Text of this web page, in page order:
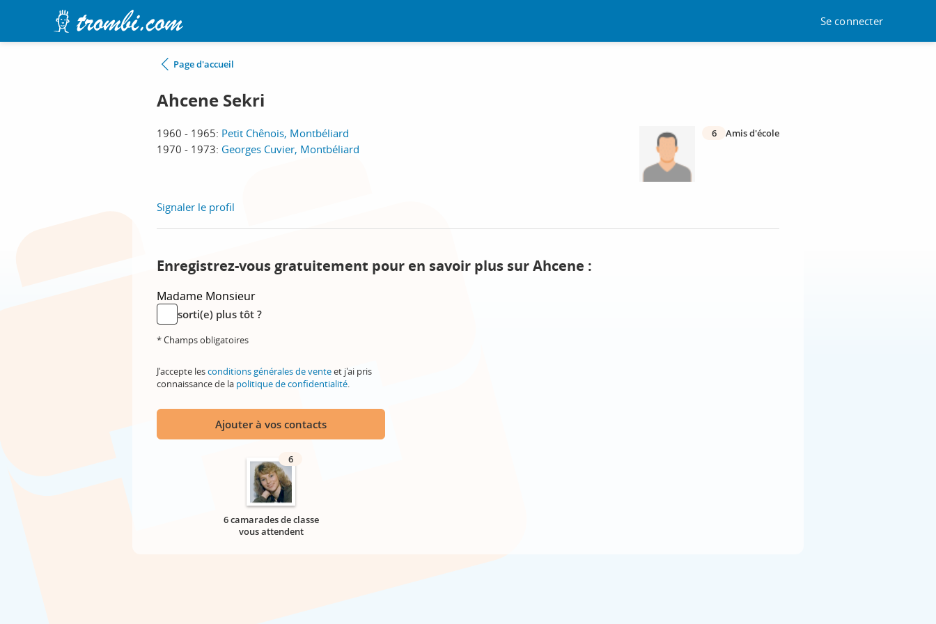
Se connecter
Page d'accueil
Ahcene Sekri
1960 - 1965: Petit Chênois, Montbéliard
1970 - 1973: Georges Cuvier, Montbéliard
6 Amis d'école
Signaler le profil
Enregistrez-vous gratuitement pour en savoir plus sur Ahcene :
Madame Monsieur
sorti(e) plus tôt ?
* Champs obligatoires
J'accepte lesconditions générales de venteet j'ai pris
connaissance de la politique de confidentialité.
Ajouter à vos contacts
6
6 camarades de classe
vous attendent